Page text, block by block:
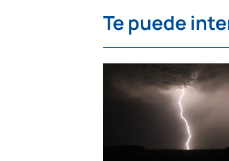
Te puede